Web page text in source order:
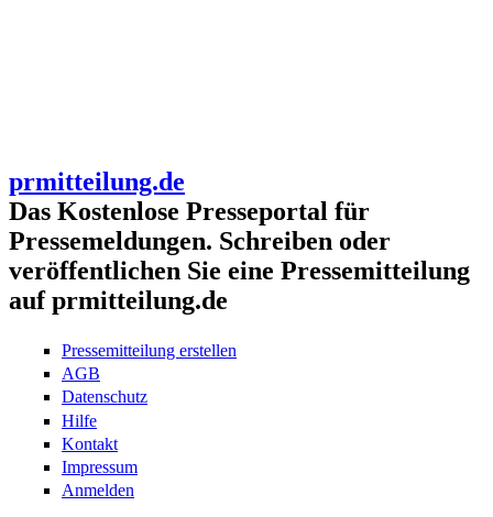
prmitteilung.de
Das Kostenlose Presseportal für
Pressemeldungen. Schreiben oder
veröffentlichen Sie eine Pressemitteilung
auf prmitteilung.de
Pressemitteilung erstellen
AGB
Datenschutz
Hilfe
Kontakt
Impressum
Anmelden